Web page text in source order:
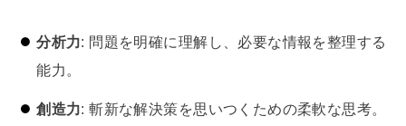
分析力: 問題を明確に理解し、必要な情報を整理する
能力。
創造力: 斬新な解決策を思いつくための柔軟な思考。